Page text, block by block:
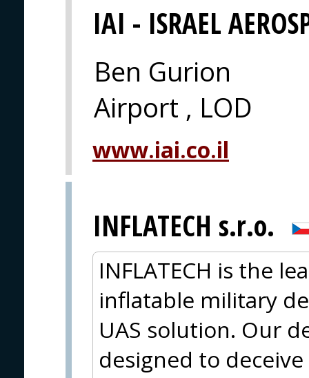
IAI - ISRAEL
Ben Gurion
Airport , LOD
www.iai.co.il
INFLATECH s.r.o.
INFLATECH is the
inflatable military
UAS solution. Our
designed to